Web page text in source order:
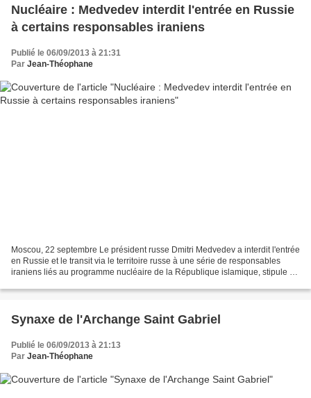
Nucléaire : Medvedev interdit l'entrée en Russie
à certains responsables iraniens
Publié le 06/09/2013 à 21:31
Par Jean-Théophane
Moscou, 22 septembre Le président russe Dmitri Medvedev a interdit l'entrée
en Russie et le transit via le territoire russe à une série de responsables
iraniens liés au programme nucléaire de la République islamique, stipule un
Synaxe de l'Archange Saint Gabriel
Publié le 06/09/2013 à 21:13
Par Jean-Théophane